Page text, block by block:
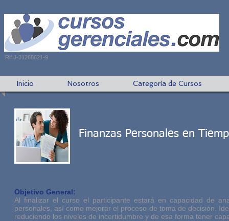
Rif J-31268621-9
Inicio Nosotros Categoría de Cursos
Finanzas Personales en
Objetivo General:
Al finalizar el curso el participante estará en capacidad de
personales, así como mejorar el proceso de toma de decisión.
reduciendo los niveles de incertidumbre y de esa forma tener